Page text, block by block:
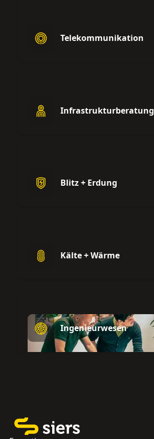
Telekommunikation
Infrastrukturberatung
Blitz + Erdung
Kälte + Wärme
Ingenieurwesen